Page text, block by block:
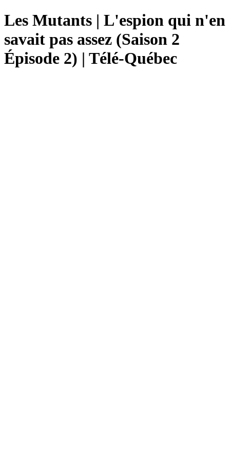
Les Mutants | L'espion qui n'en
savait pas assez (Saison 2
Épisode 2) | Télé-Québec